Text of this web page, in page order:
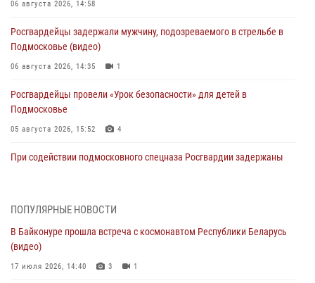
06 августа 2026, 14:58
Росгвардейцы задержали мужчину, подозреваемого в стрельбе в
Подмосковье (видео)
06 августа 2026, 14:35 1
Росгвардейцы провели «Урок безопасности» для детей в
Подмосковье
05 августа 2026, 15:52 4
При содействии подмосковного спецназа Росгвардии задержаны
05 августа 2026, 15:48 1
Сотрудники спецподразделения подмосковного главка Росгвардии
отработали навыки огневой подготовки на комплексных учениях
04 августа 2026, 12:21
ПОПУЛЯРНЫЕ НОВОСТИ
В Байконуре прошла встреча с космонавтом Республики Беларусь
(видео)
17 июля 2026, 14:40 3 1